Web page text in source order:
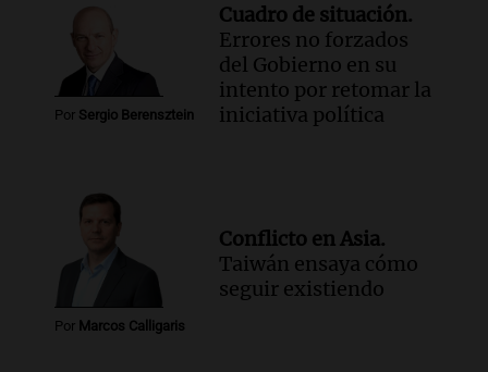
Por Sergio Berensztein
Cuadro de situación.
Errores no forzados
del Gobierno en su
intento por retomar la
iniciativa política
Por Marcos Calligaris
Conflicto en Asia.
Taiwán ensaya cómo
seguir existiendo